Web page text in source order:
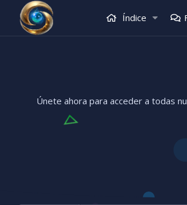
Índice
Únete ahora para acceder a todas